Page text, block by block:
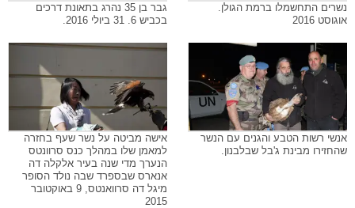
נשרים התחשמלו ברמת הגולן.
אוגוסט 2016
גבר בן 35 נהרג בתאונת דרכים
בכביש 6. 31 ביולי 2016.
אנשי רשות הטבע והגנים עם הנשר
שהחזירו מבינת ג'בל שבלבנון.
אישה מביטה על נשר שעף בחזרה
למאמן שלו במהלך כנס סרוונטס
הנערך מדי שנה בעיר אלקלה דה
אנארס שבספרד שבה נולד הסופר
מיגל דה סרוואנטס, 9 באוקטובר
2015